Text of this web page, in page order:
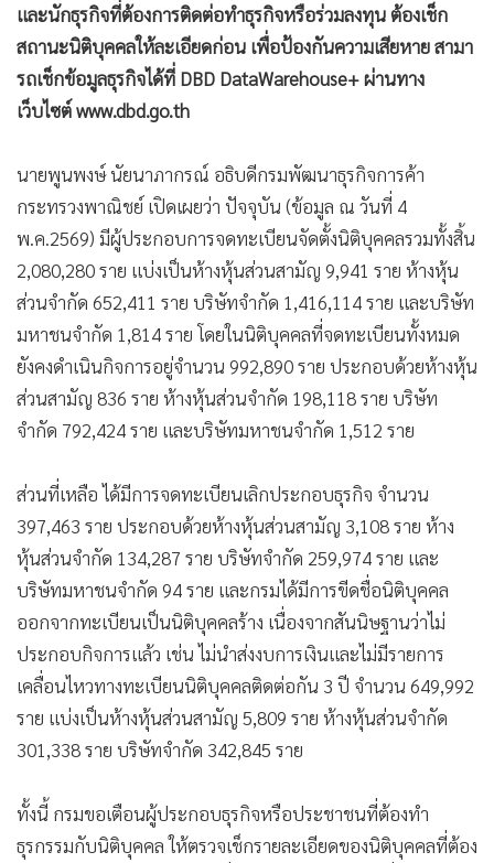
และนักธุรกิจที่ต้องการติดต่อทำธุรกิจหรือร่วมลงทุน ต้องเช็ก
สถานะนิติบุคคลให้ละเอียดก่อน เพื่อป้องกันความเสียหาย สามา
รถเช็กข้อมูลธุรกิจได้ที่ DBD DataWarehouse+ ผ่านทาง
เว็บไซต์ www.dbd.go.th
นายพูนพงษ์ นัยนาภากรณ์ อธิบดีกรมพัฒนาธุรกิจการค้า
กระทรวงพาณิชย์ เปิดเผยว่า ปัจจุบัน (ข้อมูล ณ วันที่ 4
พ.ค.2569) มีผู้ประกอบการจดทะเบียนจัดตั้งนิติบุคคลรวมทั้งสิ้น
2,080,280 ราย แบ่งเป็นห้างหุ้นส่วนสามัญ 9,941 ราย ห้างหุ้น
ส่วนจำกัด 652,411 ราย บริษัทจำกัด 1,416,114 ราย และบริษัท
มหาชนจำกัด 1,814 ราย โดยในนิติบุคคลที่จดทะเบียนทั้งหมด
ยังคงดำเนินกิจการอยู่จำนวน 992,890 ราย ประกอบด้วยห้างหุ้น
ส่วนสามัญ 836 ราย ห้างหุ้นส่วนจำกัด 198,118 ราย บริษัท
จำกัด 792,424 ราย และบริษัทมหาชนจำกัด 1,512 ราย
ส่วนที่เหลือ ได้มีการจดทะเบียนเลิกประกอบธุรกิจ จำนวน
397,463 ราย ประกอบด้วยห้างหุ้นส่วนสามัญ 3,108 ราย ห้าง
หุ้นส่วนจำกัด 134,287 ราย บริษัทจำกัด 259,974 ราย และ
บริษัทมหาชนจำกัด 94 ราย และกรมได้มีการขีดชื่อนิติบุคคล
ออกจากทะเบียนเป็นนิติบุคคลร้าง เนื่องจากสันนิษฐานว่าไม่
ประกอบกิจการแล้ว เช่น ไม่นำส่งงบการเงินและไม่มีรายการ
เคลื่อนไหวทางทะเบียนนิติบุคคลติดต่อกัน 3 ปี จำนวน 649,992
ราย แบ่งเป็นห้างหุ้นส่วนสามัญ 5,809 ราย ห้างหุ้นส่วนจำกัด
301,338 ราย บริษัทจำกัด 342,845 ราย
ทั้งนี้ กรมขอเตือนผู้ประกอบธุรกิจหรือประชาชนที่ต้องทำ
ธุรกรรมกับนิติบุคคล ให้ตรวจเช็กรายละเอียดของนิติบุคคลที่ต้อง